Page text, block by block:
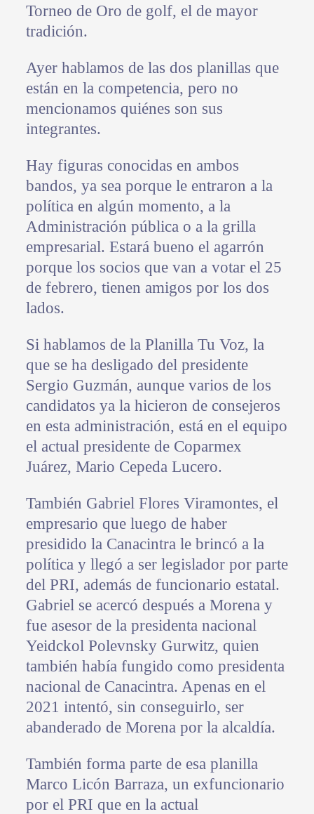
Torneo de Oro de golf, el de mayor
tradición.
Ayer hablamos de las dos planillas que
están en la competencia, pero no
mencionamos quiénes son sus
integrantes.
Hay figuras conocidas en ambos
bandos, ya sea porque le entraron a la
política en algún momento, a la
Administración pública o a la grilla
empresarial. Estará bueno el agarrón
porque los socios que van a votar el 25
de febrero, tienen amigos por los dos
lados.
Si hablamos de la Planilla Tu Voz, la
que se ha desligado del presidente
Sergio Guzmán, aunque varios de los
candidatos ya la hicieron de consejeros
en esta administración, está en el equipo
el actual presidente de Coparmex
Juárez, Mario Cepeda Lucero.
También Gabriel Flores Viramontes, el
empresario que luego de haber
presidido la Canacintra le brincó a la
política y llegó a ser legislador por parte
del PRI, además de funcionario estatal.
Gabriel se acercó después a Morena y
fue asesor de la presidenta nacional
Yeidckol Polevnsky Gurwitz, quien
también había fungido como presidenta
nacional de Canacintra. Apenas en el
2021 intentó, sin conseguirlo, ser
abanderado de Morena por la alcaldía.
También forma parte de esa planilla
Marco Licón Barraza, un exfuncionario
por el PRI que en la actual